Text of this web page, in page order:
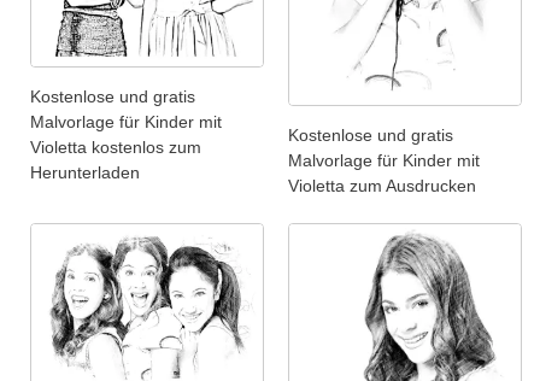
Kostenlose und gratis
Malvorlage für Kinder mit
Violetta kostenlos zum
Herunterladen
Kostenlose und gratis
Malvorlage für Kinder mit
Violetta zum Ausdrucken